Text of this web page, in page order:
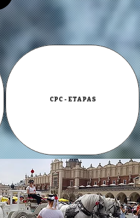
CPC - ETAPAS